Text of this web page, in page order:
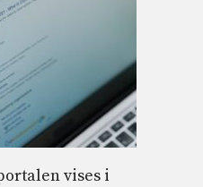
vises i